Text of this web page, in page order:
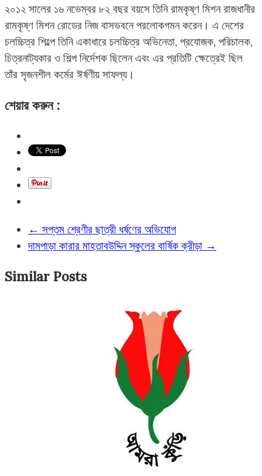
২০১২ সালের ১৬ নভেম্বর ৮২ বছর বয়সে তিনি রামকৃষ্ণ মিশন রাজধানীর
রামকৃষ্ণ মিশন রোডের নিজ বাসভবনে পরলোকগমন করেন। এ দেশের
চলচ্চিত্র শিল্পে তিনি একাধারে চলচ্চিত্র অভিনেতা, প্রযোজক, পরিচালক,
চিত্রনাট্যকার ও শিল্প নির্দেশক ছিলেন এবং এর প্রতিটি ক্ষেত্রেই ছিল
তাঁর সৃজনশীল কর্মের ঈর্ষণীয় সাফল্য।
শেয়ার করুন :
← সপ্তম শ্রেণীর ছাত্রী ধর্ষণের অভিযোগ
দামপাড়া কারার মাহতাবউদ্দিন স্কুলের বার্ষিক ক্রীড়া →
Similar Posts